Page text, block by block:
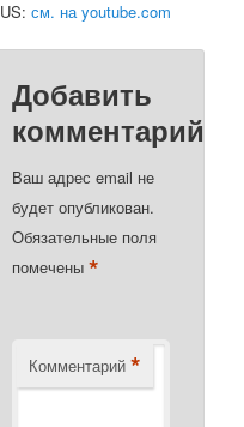
см. на youtube.com
Добавить
комментарий
Ваш адрес email не
будет опубликован.
Обязательные поля
помечены*
Комментарий *